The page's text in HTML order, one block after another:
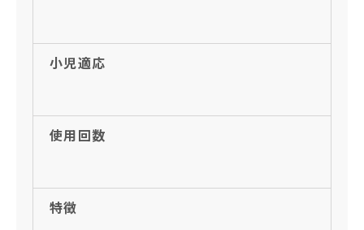
小児適応
使用回数
特徴